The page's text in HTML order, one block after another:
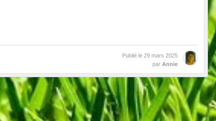
Publié le 29 mars 2025
par Annie